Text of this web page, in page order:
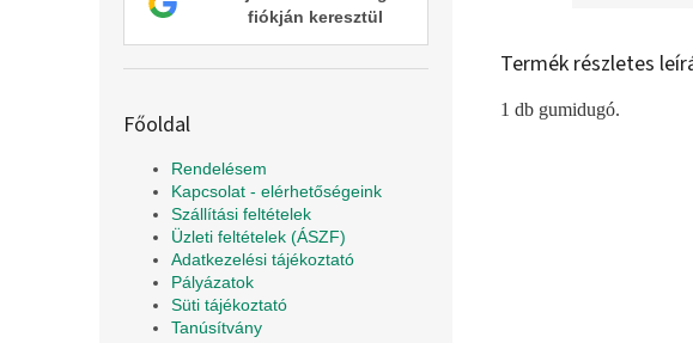
fiókján keresztül
Főoldal
Rendelésem
Kapcsolat - elérhetőségeink
Szállítási feltételek
Üzleti feltételek (ÁSZF)
Adatkezelési tájékoztató
Pályázatok
Süti tájékoztató
Tanúsítvány
Termék részletes
1 db gumidugó.